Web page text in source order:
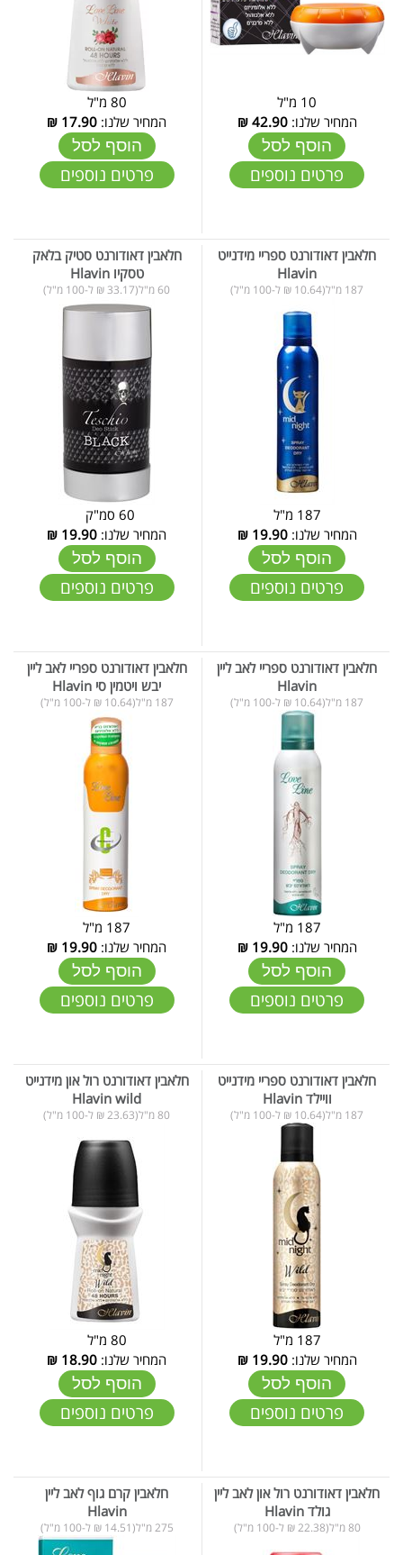
10 מ"ל
המחיר שלנו:42.90
₪
הוסף לסל
פרטים נוספים
80 מ"ל
המחיר שלנו: 17.90
₪
הוסף לסל
פרטים נוספים
חלאבין דאודורנט ספריי מידנייט
Hlavin
187 מ"ל(10.64 ₪ ל-100 מ"ל)
187 מ"ל
המחיר שלנו:19.90
₪
הוסף לסל
פרטים נוספים
חלאבין דאודורנט סטיק בלאק
טסקיו Hlavin
60 מ"ל(33.17 ₪ ל-100 מ"ל)
60 סמ"ק
המחיר שלנו: 19.90
₪
הוסף לסל
פרטים נוספים
חלאבין דאודורנט ספריי לאב ליין
Hlavin
187 מ"ל(10.64 ₪ ל-100 מ"ל)
187 מ"ל
המחיר שלנו:19.90
₪
הוסף לסל
פרטים נוספים
חלאבין דאודורנט ספריי לאב ליין
יבש ויטמין סי Hlavin
187 מ"ל(10.64 ₪ ל-100 מ"ל)
187 מ"ל
המחיר שלנו: 19.90
₪
הוסף לסל
פרטים נוספים
חלאבין דאודורנט ספריי מידנייט
וויילד Hlavin
187 מ"ל(10.64 ₪ ל-100 מ"ל)
187 מ"ל
המחיר שלנו:19.90
₪
הוסף לסל
פרטים נוספים
חלאבין דאודורנט רול און מידנייט
Hlavin wild
80 מ"ל(23.63 ₪ ל-100 מ"ל)
80 מ"ל
המחיר שלנו: 18.90
₪
הוסף לסל
פרטים נוספים
חלאבין דאודורנט רול און לאב ליין
גולד Hlavin
80 מ"ל(22.38 ₪ ל-100 מ"ל)
חלאבין קרם גוף לאב ליין
Hlavin
275 מ"ל(14.51 ₪ ל-100 מ"ל)